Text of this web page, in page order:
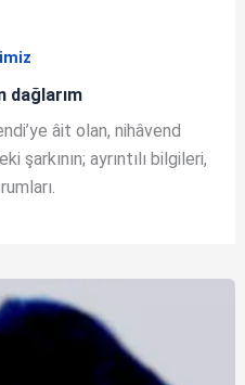
dağlarım
âit olan, nihâvend
şarkının; ayrıntılı bilgileri,